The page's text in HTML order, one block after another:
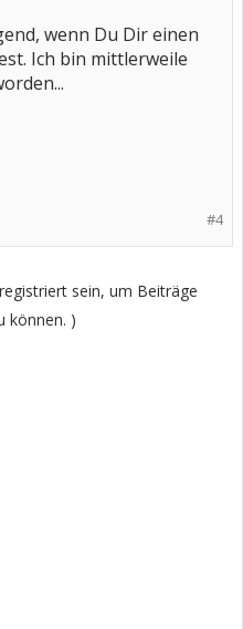
wenn Du Dir einen
Ich bin mittlerweile
#4
sein, um Beiträge
können. )